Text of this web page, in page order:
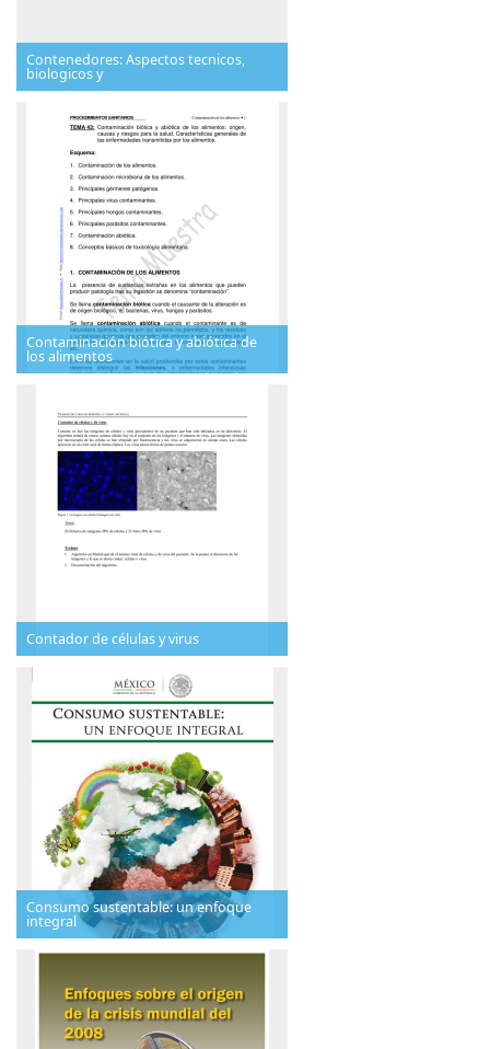
Contenedores: Aspectos tecnicos,
biologicos y
Contaminación biótica y abiótica de
los alimentos
Contador de células y virus
Consumo sustentable: un enfoque
integral